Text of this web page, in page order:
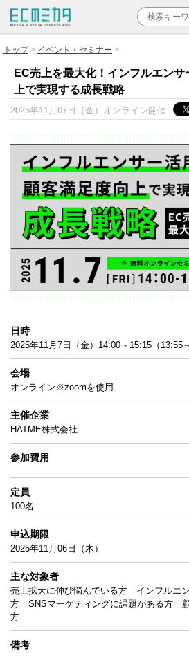
トップ イベント・セミナー
EC売上を最大化！インフルエン
上で実現する成長戦略
2025年11月07日（金） オンライン開催
日時
2025年11月7日（金）14:00～15:15（13:55
会場
オンライン※zoomを使用
主催企業
HATME株式会社
参加費用
定員
100名
申込期限
2025年11月06日（木）
主な対象者
売上拡大に伸び悩んでいる方 インフルエ
方 SNSマーケティングに課題がある方
方
備考